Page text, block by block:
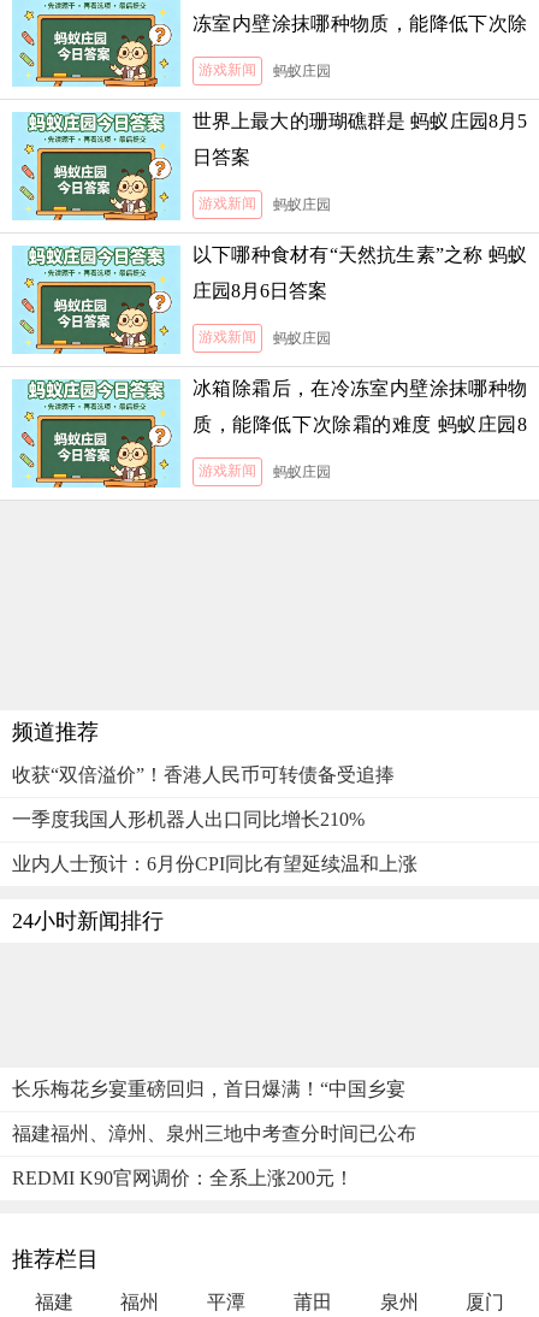
冻室内壁涂抹哪种物质，能降低下次除
霜的难度
游戏新闻 蚂蚁庄园
世界上最大的珊瑚礁群是 蚂蚁庄园8月5
日答案
游戏新闻 蚂蚁庄园
以下哪种食材有“天然抗生素”之称 蚂蚁
庄园8月6日答案
游戏新闻 蚂蚁庄园
冰箱除霜后，在冷冻室内壁涂抹哪种物
质，能降低下次除霜的难度 蚂蚁庄园8
月5日答案
游戏新闻 蚂蚁庄园
频道推荐
收获“双倍溢价”！香港人民币可转债备受追捧
一季度我国人形机器人出口同比增长210%
业内人士预计：6月份CPI同比有望延续温和上涨
24小时新闻排行
长乐梅花乡宴重磅回归，首日爆满！“中国乡宴
福建福州、漳州、泉州三地中考查分时间已公布
REDMI K90官网调价：全系上涨200元！
推荐栏目
福建 福州 平潭 莆田 泉州 厦门